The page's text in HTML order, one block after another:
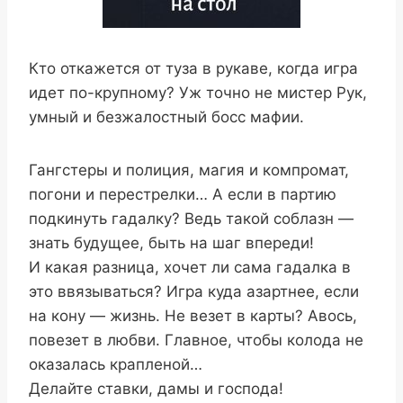
Кто откажется от туза в рукаве, когда игра
идет по-крупному? Уж точно не мистер Рук,
умный и безжалостный босс мафии.
Гангстеры и полиция, магия и компромат,
погони и перестрелки… А если в партию
подкинуть гадалку? Ведь такой соблазн —
знать будущее, быть на шаг впереди!
И какая разница, хочет ли сама гадалка в
это ввязываться? Игра куда азартнее, если
на кону — жизнь. Не везет в карты? Авось,
повезет в любви. Главное, чтобы колода не
оказалась крапленой…
Делайте ставки, дамы и господа!